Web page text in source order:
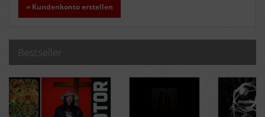
» Kundenkonto erstellen
Bestseller